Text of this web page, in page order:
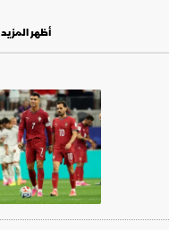
أظهر المزيد